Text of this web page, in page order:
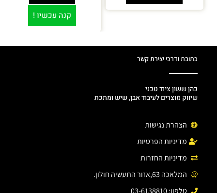
קנה עכשיו !
כתובת ודרכי יצירת קשר
כהן ששון ציוד טכני
שיווק מוצרים לעיבוד אבן, שיש ומתכת
הצהרת נגישות
מדיניות הפרטיות
מדיניות החזרות
המלאכה 63,אזור התעשיה חולון.
טלפון: 03-6138810